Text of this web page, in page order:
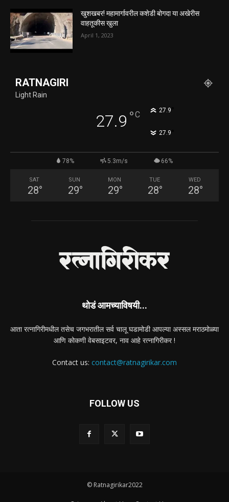
खुशखबर! महामार्गावरील कशेडी बोगदा या अखेरीस
वाहतूकीस खुला
April 1, 2023
RATNAGIRI
Light Rain
27.9 °C 27.9
27.9
78% 5.3m/s 66%
SAT
28°
SUN
29°
MON
29°
TUE
28°
WED
28°
थोडं आमच्याविषयी...
आता रत्नागिरीमधील तसेच जगभरातील सर्व चालू घडामोडी आपल्या अस्सल मराठमोळ्या
आणि कोकणी वेबसाइटवर, नाव आहे रत्नागिरीकर !
Contact us: contact@ratnagirikar.com
FOLLOW US
© Ratnagirikar2022